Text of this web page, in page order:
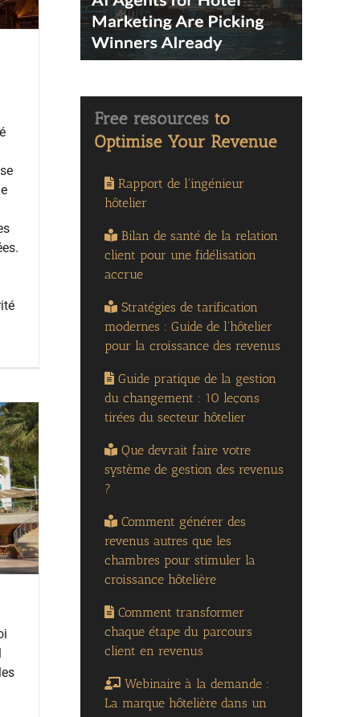
Rapport de l'ingénieur
hôtelier
Bilan de santé de la relation
client pour une fidélisation
accrue
Stratégies de tarification
modernes : Guide de l'hôtelier
pour la croissance des revenus
Guide pratique de la gestion
du changement : 10 leçons
tirées du secteur hôtelier
Que devrait faire votre
système de gestion des revenus
?
Comment générer des
revenus autres que les
chambres pour stimuler la
croissance hôtelière
Comment transformer
chaque étape du parcours
client en revenus
Webinaire à la demande :
La marque hôtelière dans un